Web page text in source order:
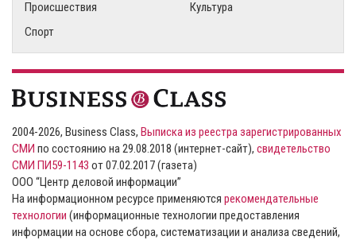
Происшествия
Культура
Спорт
2004-2026, Business Class, Выписка из реестра зарегистрированных
СМИ по состоянию на 29.08.2018 (интернет-сайт), свидетельство
СМИ ПИ59-1143 от 07.02.2017 (газета)
ООО “Центр деловой информации”
На информационном ресурсе применяются рекомендательные
технологии (информационные технологии предоставления
информации на основе сбора, систематизации и анализа сведений,